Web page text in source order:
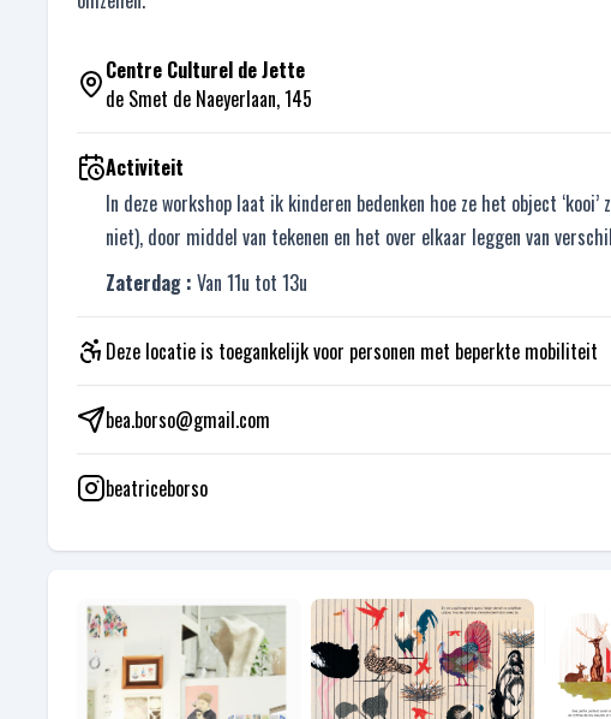
Centre Culturel de Jette
de Smet de Naeyerlaan, 145
Activiteit
In deze workshop laat ik kinderen bedenken hoe ze het object ‘kooi’
niet), door middel van tekenen en het over elkaar leggen van
Zaterdag : Van 11u tot 13u
Deze locatie is toegankelijk voor personen met beperkte mobiliteit
bea.borso@gmail.com
beatriceborso